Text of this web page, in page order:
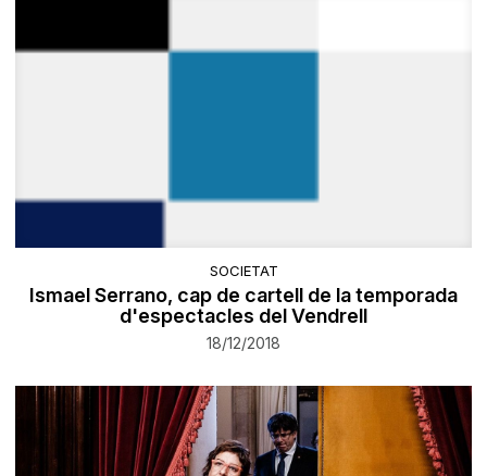
SOCIETAT
Ismael Serrano, cap de cartell de la temporada
d'espectacles del Vendrell
18/12/2018